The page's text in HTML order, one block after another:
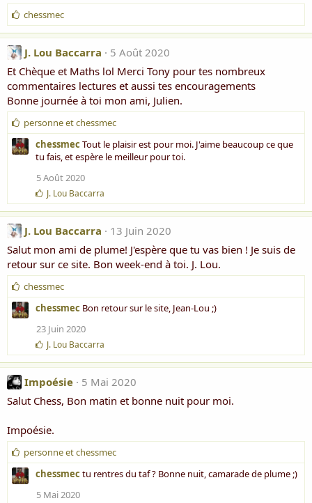
J
'
a
e
:
chessmec
J. Lou Baccarra
5 Août 2020
Et Chèque et Maths lol Merci Tony pour tes nombreux
commentaires lectures et aussi tes encouragements
Bonne journée à toi mon ami, Julien.
J
'
a
personneetchessmec
chessmec Tout le plaisir est pour moi. J'aime beaucoup ce que
tu fais, et espère le meilleur pour toi.
5 Août 2020
J
'
a
m
e
J. Lou Baccarra
J. Lou Baccarra
13 Juin 2020
Salut mon ami de plume! J'espère que tu vas bien ! Je suis de
retour sur ce site. Bon week-end à toi. J. Lou.
J
'
a
:
chessmec
chessmec Bon retour sur le site, Jean-Lou ;)
23 Juin 2020
J
'
a
m
e
J. Lou Baccarra
Impoésie
5 Mai 2020
Salut Chess, Bon matin et bonne nuit pour moi.
Impoésie.
J
'
a
personneetchessmec
chessmec tu rentres du taf ? Bonne nuit, camarade de plume ;)
5 Mai 2020